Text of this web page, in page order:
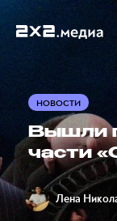
НОВОСТИ
Вышли
части
Лена